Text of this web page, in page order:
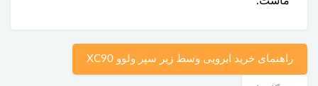
راهنمای خرید ابرویی وسط زیر سپر ولوو XC90